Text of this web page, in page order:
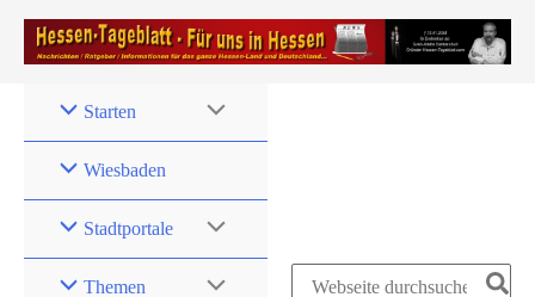
Zum
Inhalt
Starten
Wiesbaden
Stadtportale
Themen Search